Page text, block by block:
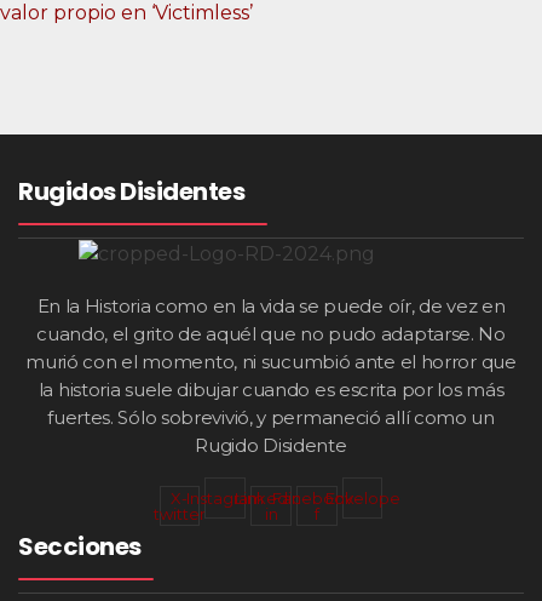
valor propio en ‘Victimless’
Rugidos Disidentes
En la Historia como en la vida se puede oír, de vez en
cuando, el grito de aquél que no pudo adaptarse. No
murió con el momento, ni sucumbió ante el horror que
la historia suele dibujar cuando es escrita por los más
fuertes. Sólo sobrevivió, y permaneció allí como un
Rugido Disidente
X-
twitter
InstagramLinkedin-
in
Facebook-
f
Envelope
Secciones